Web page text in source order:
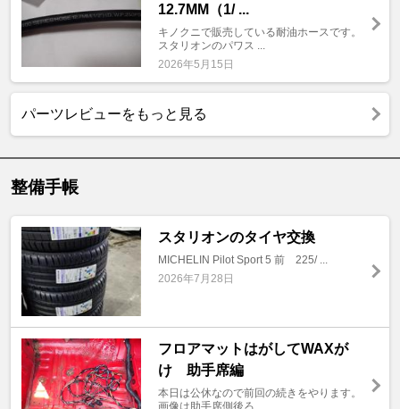
12.7MM（1/ ...
キノクニで販売している耐油ホースです。
スタリオンのパワス ...
2026年5月15日
パーツレビューをもっと見る
整備手帳
スタリオンのタイヤ交換
MICHELIN Pilot Sport 5 前 225/ ...
2026年7月28日
フロアマットはがしてWAXが
け 助手席編
本日は公休なので前回の続きをやります。
画像は助手席側後ろ ...